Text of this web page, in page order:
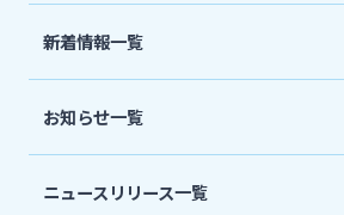
法人・個人事業主のお客さま
宮崎銀行について
新着情報一覧
お知らせ一覧
ニュースリリース一覧